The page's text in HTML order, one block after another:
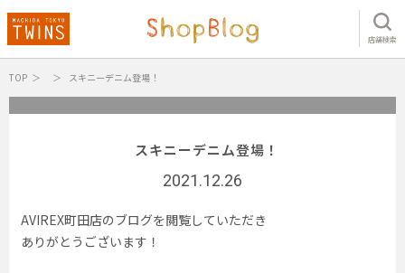
店舗検索
TOP スキニーデニム登場！
スキニーデニム登場！
2021.12.26
AVIREX町田店のブログを閲覧していただき
ありがとうございます！